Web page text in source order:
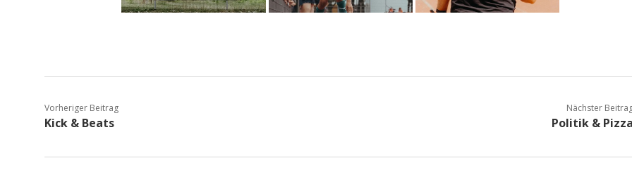
Vorheriger Beitrag
Kick & Beats
Nächster
Politik & Pizza